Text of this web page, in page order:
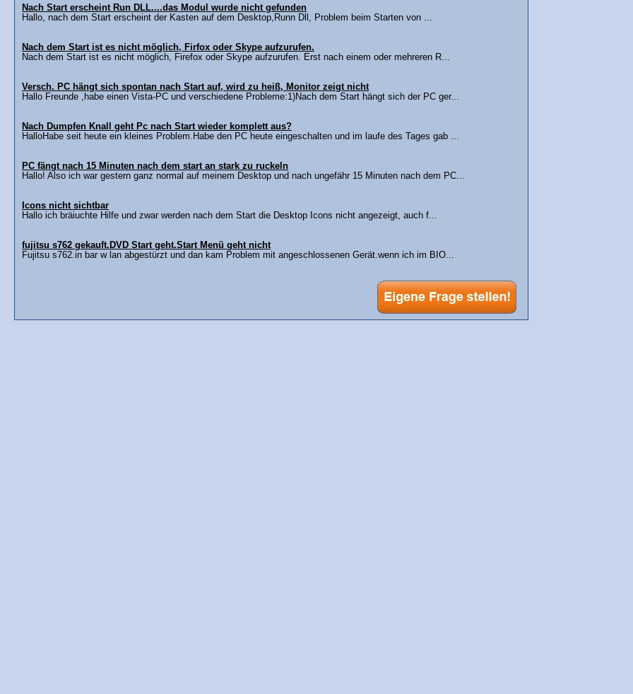
Nach Start erscheint Run DLL....das Modul wurde nicht gefunden
Hallo, nach dem Start erscheint der Kasten auf dem Desktop,Runn Dll, Problem beim Starten von ...
Nach dem Start ist es nicht möglich, Firfox oder Skype aufzurufen.
Nach dem Start ist es nicht möglich, Firefox oder Skype aufzurufen. Erst nach einem oder mehreren R...
Versch. PC hängt sich spontan nach Start auf, wird zu heiß, Monitor zeigt nicht
Hallo Freunde ,habe einen Vista-PC und verschiedene Probleme:1)Nach dem Start hängt sich der PC ger...
Nach Dumpfen Knall geht Pc nach Start wieder komplett aus?
HalloHabe seit heute ein kleines Problem.Habe den PC heute eingeschalten und im laufe des Tages gab ...
PC fängt nach 15 Minuten nach dem start an stark zu ruckeln
Hallo! Also ich war gestern ganz normal auf meinem Desktop und nach ungefähr 15 Minuten nach dem PC...
Icons nicht sichtbar
Hallo ich bräiuchte Hilfe und zwar werden nach dem Start die Desktop Icons nicht angezeigt, auch f...
fujitsu s762 gekauft.DVD Start geht.Start Menü geht nicht
Fujitsu s762.in bar w lan abgestürzt und dan kam Problem mit angeschlossenen Gerät.wenn ich im BIO...